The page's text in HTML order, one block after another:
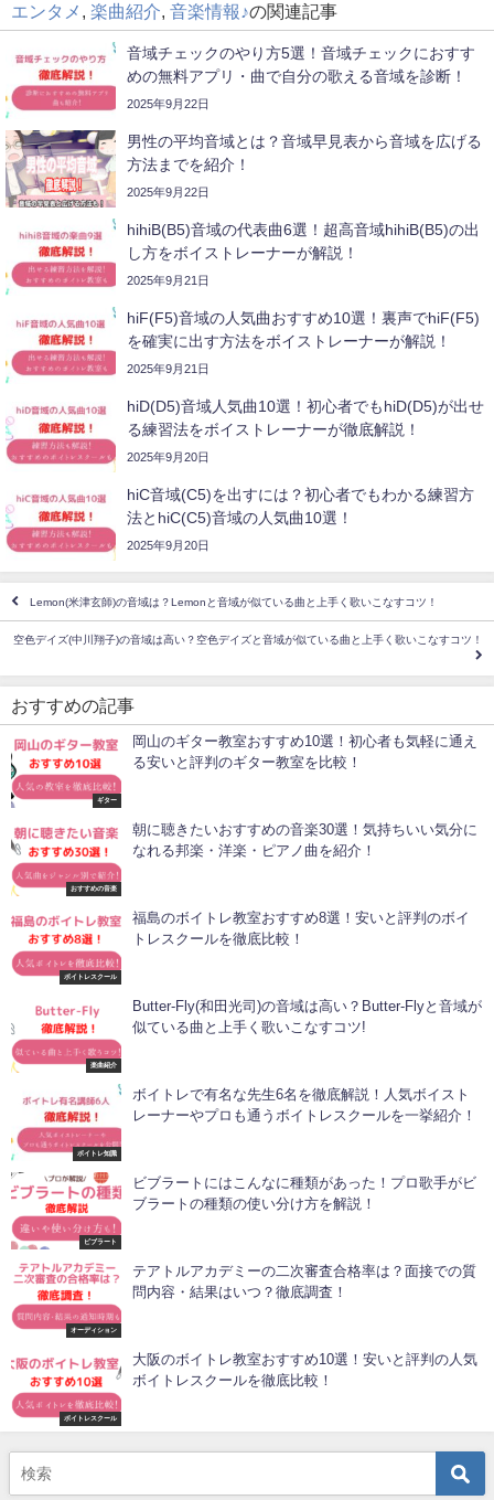
エンタメ 楽曲紹介 音楽情報♪の関連記事
音域チェックのやり方5選！音域チェックにおすす
めの無料アプリ・曲で自分の歌える音域を診断！
2025年9月22日
男性の平均音域とは？音域早見表から音域を広げる
方法までを紹介！
2025年9月22日
hihiB(B5)音域の代表曲6選！超高音域hihiB(B5)の出
し方をボイストレーナーが解説！
2025年9月21日
hiF(F5)音域の人気曲おすすめ10選！裏声でhiF(F5)
を確実に出す方法をボイストレーナーが解説！
2025年9月21日
hiD(D5)音域人気曲10選！初心者でもhiD(D5)が出せ
る練習法をボイストレーナーが徹底解説！
2025年9月20日
hiC音域(C5)を出すには？初心者でもわかる練習方
法とhiC(C5)音域の人気曲10選！
2025年9月20日
Lemon(米津玄師)の音域は？Lemonと音域が似ている曲と上手く歌いこなすコツ！
空色デイズ(中川翔子)の音域は高い？空色デイズと音域が似ている曲と上手く歌いこなすコツ！
おすすめの記事
ギター
岡山のギター教室おすすめ10選！初心者も気軽に通え
る安いと評判のギター教室を比較！
おすすめの音楽
朝に聴きたいおすすめの音楽30選！気持ちいい気分に
なれる邦楽・洋楽・ピアノ曲を紹介！
ボイトレスクール
福島のボイトレ教室おすすめ8選！安いと評判のボイ
トレスクールを徹底比較！
楽曲紹介
Butter-Fly(和田光司)の音域は高い？Butter-Flyと音域が
似ている曲と上手く歌いこなすコツ!
ボイトレ知識
ボイトレで有名な先生6名を徹底解説！人気ボイスト
レーナーやプロも通うボイトレスクールを一挙紹介！
ビブラート
ビブラートにはこんなに種類があった！プロ歌手がビ
ブラートの種類の使い分け方を解説！
オーディション
テアトルアカデミーの二次審査合格率は？面接での質
問内容・結果はいつ？徹底調査！
ボイトレスクール
大阪のボイトレ教室おすすめ10選！安いと評判の人気
ボイトレスクールを徹底比較！